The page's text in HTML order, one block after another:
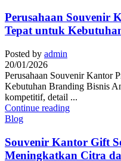
Perusahaan Souvenir
Tepat untuk
Posted by admin
20/01/2026
Perusahaan Souvenir Kantor
Kebutuhan Branding Bisnis
kompetitif, detail ...
Continue reading
Blog
Souvenir Kantor Gift
Meningkatkan Citra